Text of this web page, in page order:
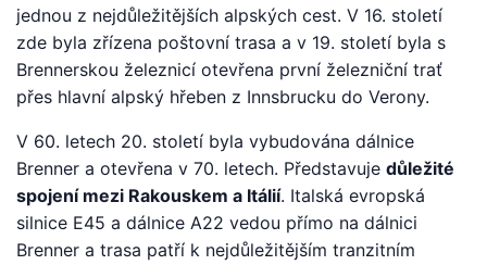
jednou z nejdůležitějších alpských cest. V 16. století
zde byla zřízena poštovní trasa a v 19. století byla s
Brennerskou železnicí otevřena první železniční trať
přes hlavní alpský hřeben z Innsbrucku do Verony.
V 60. letech 20. století byla vybudována dálnice
Brenner a otevřena v 70. letech. Představuje důležité
spojení mezi Rakouskem a Itálií. Italská evropská
silnice E45 a dálnice A22 vedou přímo na dálnici
Brenner a trasa patří k nejdůležitějším tranzitním